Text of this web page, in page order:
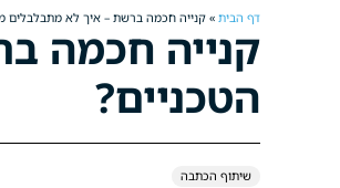
דף הבית »קנייה חכמה ברשת – איך לא מתבלבלים
קנייה חכמה
הטכניים?
שיתוף הכתבה